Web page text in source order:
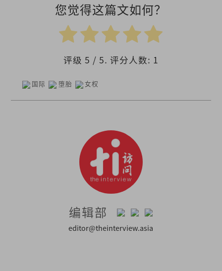
您觉得这篇文如何？
评级 5 / 5. 评分人数: 1
国际 堕胎 女权
编辑部
editor@theinterview.asia